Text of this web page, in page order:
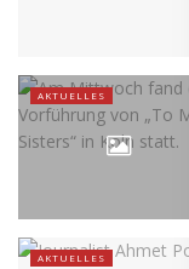
AKTUELLES
AKTUELLES